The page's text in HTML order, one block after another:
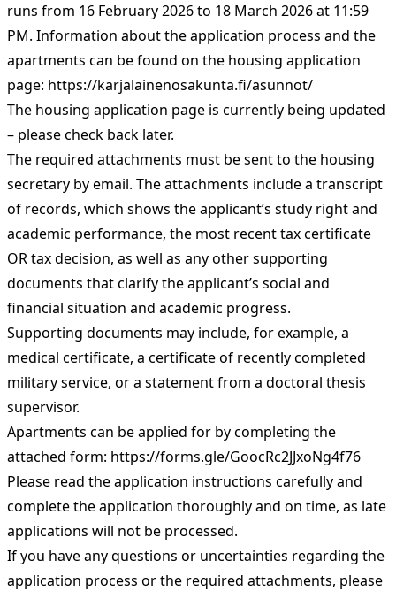
runs from 16 February 2026 to 18 March 2026 at 11:59
PM. Information about the application process and the
apartments can be found on the housing application
page: https://karjalainenosakunta.fi/asunnot/
The housing application page is currently being updated
– please check back later.
The required attachments must be sent to the housing
secretary by email. The attachments include a transcript
of records, which shows the applicant’s study right and
academic performance, the most recent tax certificate
OR tax decision, as well as any other supporting
documents that clarify the applicant’s social and
financial situation and academic progress.
Supporting documents may include, for example, a
medical certificate, a certificate of recently completed
military service, or a statement from a doctoral thesis
supervisor.
Apartments can be applied for by completing the
attached form: https://forms.gle/GoocRc2JJxoNg4f76
Please read the application instructions carefully and
complete the application thoroughly and on time, as late
applications will not be processed.
If you have any questions or uncertainties regarding the
application process or the required attachments, please